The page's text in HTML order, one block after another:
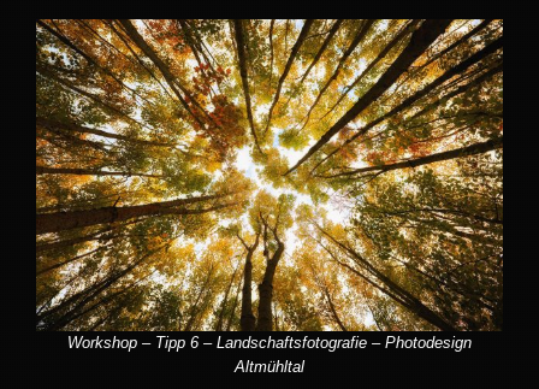
Workshop – Tipp 6 – Landschaftsfotografie – Photodesign
Altmühltal